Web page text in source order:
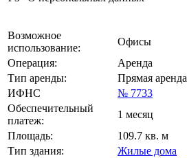
Возможное
использование:
Офисы
Операция:
Аренда
Тип аренды:
Прямая аренда
ИФНС
№ 7733
Обеспечительный
платеж:
1 месяц
Площадь:
109.7 кв. м
Тип здания:
Жилые дома